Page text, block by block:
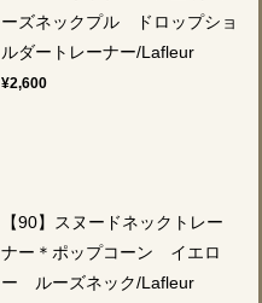
ーズネックプル ドロップショ
ルダートレーナー/Lafleur
¥2,600
【90】スヌードネックトレー
ナー＊ポップコーン イエロ
ー ルーズネック/Lafleur